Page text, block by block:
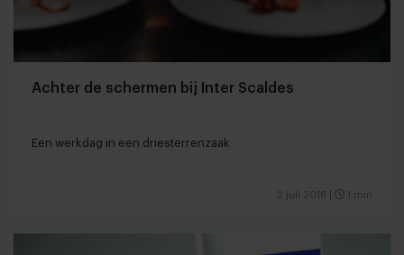
Achter de schermen bij Inter Scaldes
Een werkdag in een driesterrenzaak
2 juli 2018 1 min